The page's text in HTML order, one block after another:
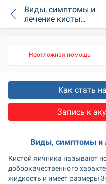
Виды, симптомы и
лечение кисты
яичника
Неотложная помощь
Как стать
Запись к
Виды, симптомы и
Кистой яичника называют
доброкачественного
жидкость и имеет размеры